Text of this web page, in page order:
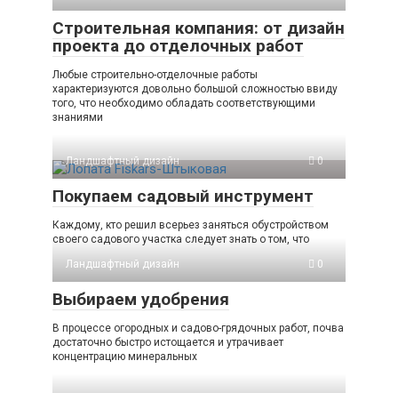
Строительная компания: от дизайн
проекта до отделочных работ
Любые строительно-отделочные работы
характеризуются довольно большой сложностью ввиду
того, что необходимо обладать соответствующими
знаниями
Ландшафтный дизайн 0
Покупаем садовый инструмент
Каждому, кто решил всерьез заняться обустройством
своего садового участка следует знать о том, что
Ландшафтный дизайн
0
Выбираем удобрения
В процессе огородных и садово-грядочных работ, почва
достаточно быстро истощается и утрачивает
концентрацию минеральных